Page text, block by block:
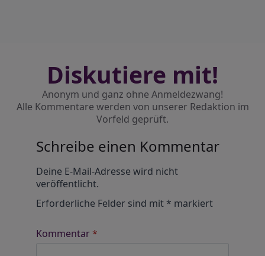
Diskutiere mit!
Anonym und ganz ohne Anmeldezwang!
Alle Kommentare werden von unserer Redaktion im
Vorfeld geprüft.
Schreibe einen Kommentar
Deine E-Mail-Adresse wird nicht
veröffentlicht.
Erforderliche Felder sind mit* markiert
Kommentar*